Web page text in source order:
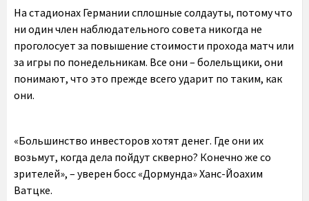
На стадионах Германии сплошные солдауты, потому что
ни один член наблюдательного совета никогда не
проголосует за повышение стоимости прохода матч или
за игры по понедельникам. Все они – болельщики, они
понимают, что это прежде всего ударит по таким, как
они.
«Большинство инвесторов хотят денег. Где они их
возьмут, когда дела пойдут скверно? Конечно же со
зрителей», – уверен босс «Дормунда» Ханс-Йоахим
Ватцке.